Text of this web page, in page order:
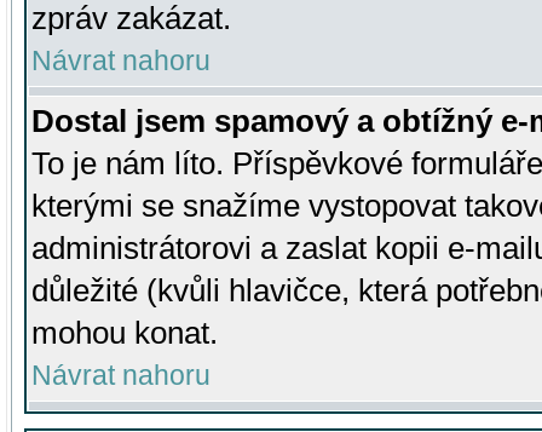
zpráv zakázat.
Návrat nahoru
Dostal jsem spamový a obtížný
To je nám líto. Příspěvkové
kterými se snažíme vystopovat
administrátorovi a zaslat kopii e-
důležité (kvůli hlavičce, která
mohou konat.
Návrat nahoru